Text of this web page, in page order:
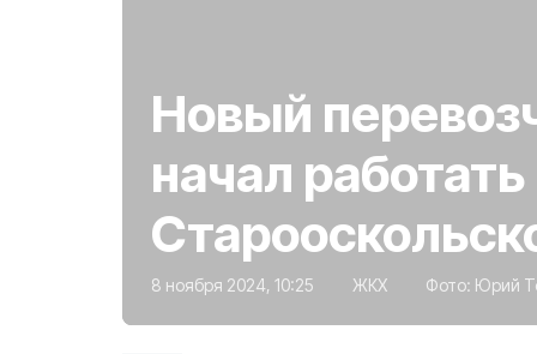
Новый
начал работать
8 ноября 2024, 10:25 ЖКХ Фото: Юрий